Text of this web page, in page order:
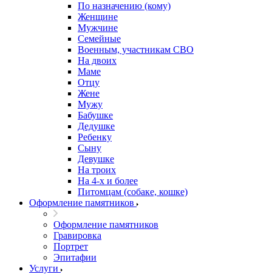
По назначению (кому)
Женщине
Мужчине
Семейные
Военным, участникам СВО
На двоих
Маме
Отцу
Жене
Мужу
Бабушке
Дедушке
Ребенку
Сыну
Девушке
На троих
На 4-х и более
Питомцам (собаке, кошке)
Оформление памятников
Оформление памятников
Гравировка
Портрет
Эпитафии
Услуги